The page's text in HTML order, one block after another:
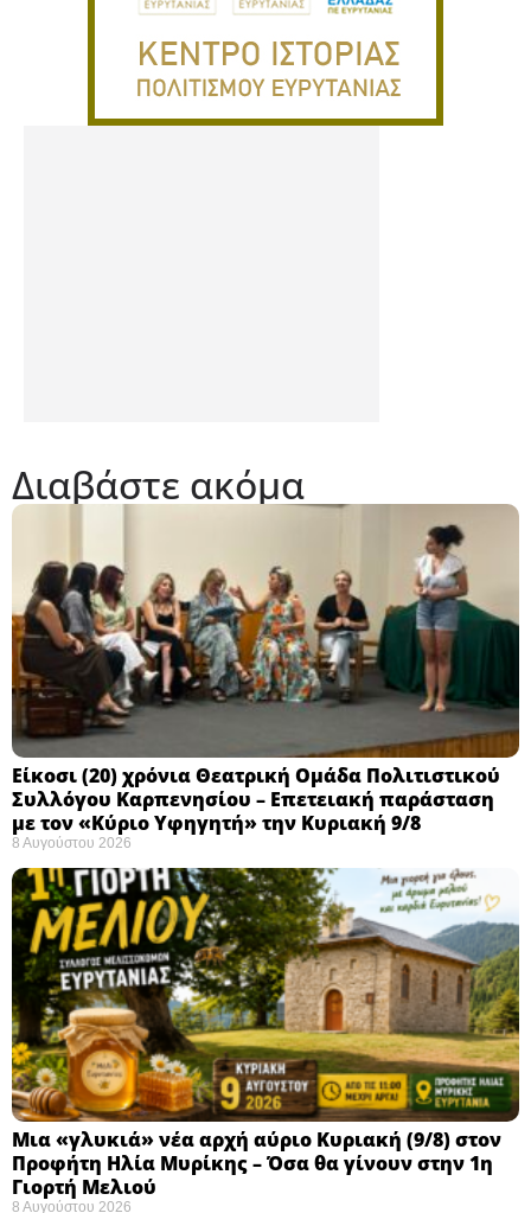
Διαβάστε ακόμα
Eίκοσι (20) χρόνια Θεατρική Ομάδα Πολιτιστικού
Συλλόγου Καρπενησίου – Επετειακή παράσταση
με τον «Κύριο Υφηγητή» την Κυριακή 9/8
8 Αυγούστου 2026
Μια «γλυκιά» νέα αρχή αύριο Κυριακή (9/8) στον
Προφήτη Ηλία Μυρίκης – Όσα θα γίνουν στην 1η
Γιορτή Μελιού
8 Αυγούστου 2026